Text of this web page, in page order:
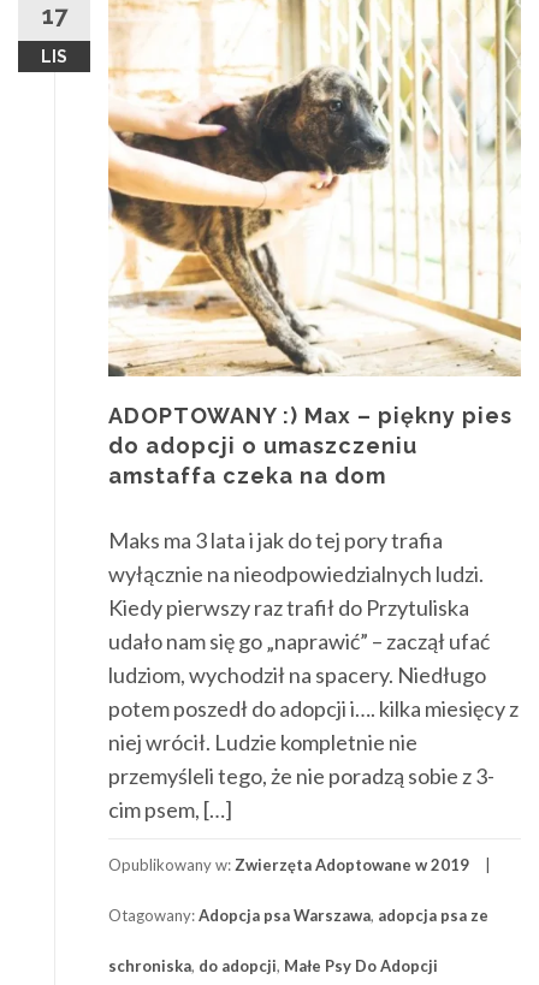
17
LIS
ADOPTOWANY :) Max – piękny pies
do adopcji o umaszczeniu
amstaffa czeka na dom
Maks ma 3 lata i jak do tej pory trafia
wyłącznie na nieodpowiedzialnych ludzi.
Kiedy pierwszy raz trafił do Przytuliska
udało nam się go „naprawić” – zaczął ufać
ludziom, wychodził na spacery. Niedługo
potem poszedł do adopcji i…. kilka miesięcy z
niej wrócił. Ludzie kompletnie nie
przemyśleli tego, że nie poradzą sobie z 3-
cim psem, […]
Opublikowany w: Zwierzęta Adoptowane w 2019
Otagowany:Adopcja psa Warszawa, adopcja psa ze
schroniska, do adopcji, Małe Psy Do Adopcji